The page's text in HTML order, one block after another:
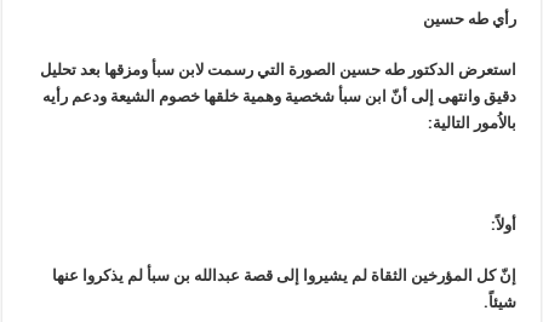
رأي طه حسين
استعرض الدكتور طه حسين الصورة التي رسمت لابن سبأ ومزقها بعد تحليل
دقيق وانتهى إلى أنّ ابن سبأ شخصية وهمية خلقها خصوم الشيعة ودعم رأيه
بالاُمور التالية:
أولاً:
إنّ كل المؤرخين الثقاة لم يشيروا إلى قصة عبدالله بن سبأ لم يذكروا عنها
شيئاً.